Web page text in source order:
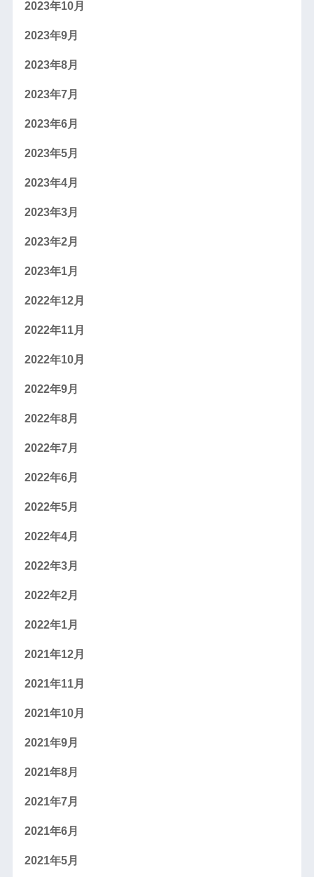
2023年10月
2023年9月
2023年8月
2023年7月
2023年6月
2023年5月
2023年4月
2023年3月
2023年2月
2023年1月
2022年12月
2022年11月
2022年10月
2022年9月
2022年8月
2022年7月
2022年6月
2022年5月
2022年4月
2022年3月
2022年2月
2022年1月
2021年12月
2021年11月
2021年10月
2021年9月
2021年8月
2021年7月
2021年6月
2021年5月